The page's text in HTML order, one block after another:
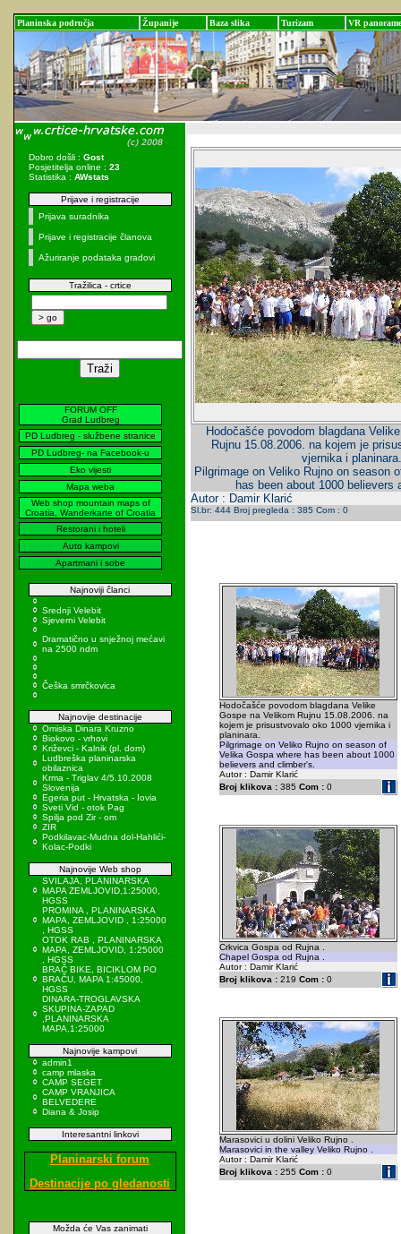
Planinska područja Županije Baza slika Turizam VR panorame
Dobro došli : Gost
Posjetitelja online : 23
Statistika : AWstats
Prijave i registracije
Prijava suradnika
Prijave i registracije članova
Ažuriranje podataka gradovi
Tražilica - crtice
FORUM OFF
Grad Ludbreg
PD Ludbreg - službene stranice
PD Ludbreg- na Facebook-u
Eko vijesti
Mapa weba
Web shop mountain maps of
Croatia, Wanderkarte of Croatia
Restorani i hoteli
Auto kampovi
Apartmani i sobe
Najnoviji članci
Srednji Velebit
Sjeverni Velebit
Dramatično u snježnoj mećavi
na 2500 ndm
Češka smrčkovica
Najnovije destinacije
Omiska Dinara Kruzno
Biokovo - vrhovi
Križevci - Kalnik (pl. dom)
Ludbreška planinarska
obilaznica
Krma - Triglav 4/5.10.2008
Slovenija
Egeria put - Hrvatska - Iovia
Sveti Vid - otok Pag
Spilja pod Zir - om
ZIR
Podkilavac-Mudna dol-Hahlići-
Kolac-Podki
Najnovije Web shop
SVILAJA, PLANINARSKA
MAPA ZEMLJOVID,1:25000,
HGSS
PROMINA , PLANINARSKA
MAPA, ZEMLJOVID , 1:25000
, HGSS
OTOK RAB , PLANINARSKA
MAPA, ZEMLJOVID, 1:25000
, HGSS
BRAČ BIKE, BICIKLOM PO
BRAČU, MAPA 1:45000,
HGSS
DINARA-TROGLAVSKA
SKUPINA-ZAPAD
,PLANINARSKA
MAPA,1:25000
Najnovije kampovi
admin1
camp mlaska
CAMP SEGET
CAMP VRANJICA
BELVEDERE
Diana & Josip
Interesantni linkovi
Planinarski forum
Destinacije po gledanosti
Možda će Vas zanimati
Hodočašće povodom blagdana
Rujnu 15.08.2006. na kojem je
vjernika i planinara.
Pilgrimage on Veliko Rujno on season
has been about 1000 believers
Autor : Damir Klarić
Sl.br: 444 Broj pregleda : 385 Com : 0
Hodočašće povodom blagdana Velike
Gospe na Velikom Rujnu 15.08.2006. na
kojem je prisustvovalo oko 1000 vjernika i
planinara.
Pilgrimage on Veliko Rujno on season of
Velika Gospa where has been about 1000
believers and climber's.
Autor : Damir Klarić
Broj klikova :385 Com :0
Crkvica Gospa od Rujna .
Chapel Gospa od Rujna .
Autor : Damir Klarić
Broj klikova :219 Com :0
Marasovici u dolini Veliko Rujno .
Marasovici in the valley Veliko Rujno .
Autor : Damir Klarić
Broj klikova :255 Com :0